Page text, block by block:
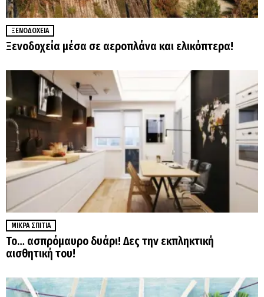
ΞΕΝΟΔΟΧΕΊΑ
Ξενοδοχεία μέσα σε αεροπλάνα και ελικόπτερα!
ΜΙΚΡΆ ΣΠΊΤΙΑ
Το… ασπρόμαυρο δυάρι! Δες την εκπληκτική
αισθητική του!